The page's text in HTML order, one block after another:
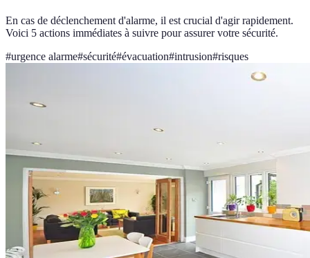
En cas de déclenchement d'alarme, il est crucial d'agir rapidement.
Voici 5 actions immédiates à suivre pour assurer votre sécurité.
#urgence alarme#sécurité#évacuation#intrusion#risques